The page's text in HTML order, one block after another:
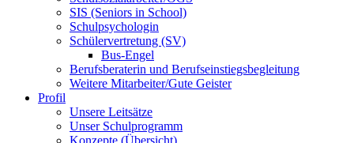
SIS (Seniors in School)
Schulpsychologin
Schülervertretung (SV)
Bus-Engel
Berufsberaterin und Berufseinstiegsbegleitung
Weitere Mitarbeiter/Gute Geister
Profil
Unsere Leitsätze
Unser Schulprogramm
Konzepte (Übersicht)